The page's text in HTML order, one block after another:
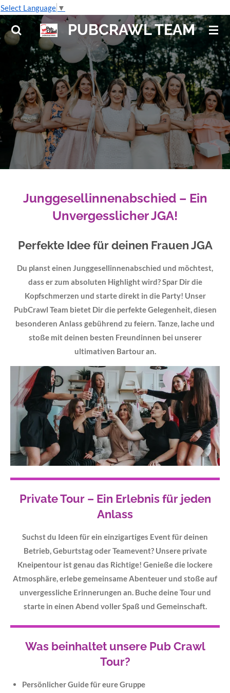
Select Language ▼
Zum
Hauptinhalt
springen
PUBCRAWL TEAM
Junggesellinnenabschied – Ein
UnvergesslicherJGA!
Perfekte Idee für deinen Frauen JGA
Du planst einen Junggesellinnenabschied und möchtest,
dass er zum absoluten Highlight wird? Spar Dir die
Kopfschmerzen und starte direkt in die Party! Unser
PubCrawl Team bietet Dir die perfekte Gelegenheit, diesen
besonderen Anlass gebührend zu feiern. Tanze, lache und
stoße mit deinen besten Freundinnen bei unserer
ultimativen Bartour an.
Private Tour – Ein Erlebnis für jeden
Anlass
Suchst du Ideen für ein einzigartiges Event für deinen
Betrieb, Geburtstag oderTeamevent? Unsere private
Kneipentour ist genau das Richtige! Genieße die lockere
Atmosphäre, erlebe gemeinsame Abenteuer und stoße auf
unvergessliche Erinnerungen an. Buche deine Tour und
starte in einen Abend voller Spaß und Gemeinschaft.
Was beinhaltet unsere Pub Crawl
Tour?
Persönlicher Guide für eure Gruppe